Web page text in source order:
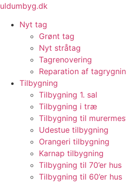
Videre
indhold
uldumbyg.dk
Nyt tag
Grønt tag
Nyt stråtag
Tagrenovering
Reparation af
Tilbygning
Tilbygning 1. sal
Tilbygning i træ
Tilbygning til
Udestue tilbygning
Orangeri tilbygning
Karnap tilbygning
Tilbygning til 70’er hus
Tilbygning til 60’er hus